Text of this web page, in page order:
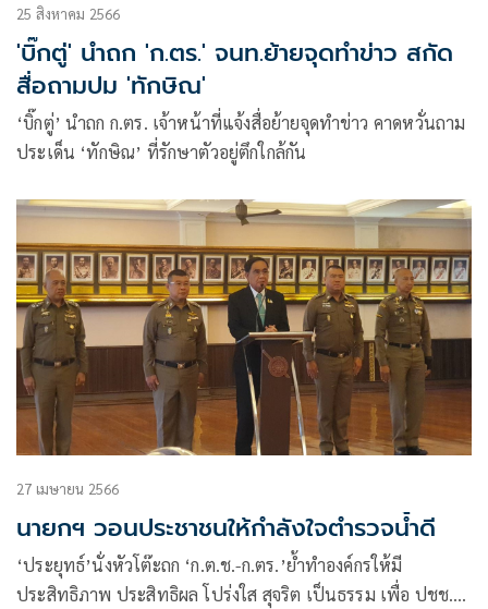
25 สิงหาคม 2566
'บิ๊กตู่' นำถก 'ก.ตร.' จนท.ย้ายจุดทำข่าว สกัด
สื่อถามปม 'ทักษิณ'
‘บิ๊กตู่’ นำถก ก.ตร. เจ้าหน้าที่แจ้งสื่อย้ายจุดทำข่าว คาดหวั่นถาม
ประเด็น ‘ทักษิณ’ ที่รักษาตัวอยู่ตึกใกล้กัน
27 เมษายน 2566
นายกฯ วอนประชาชนให้กำลังใจตำรวจน้ำดี
‘ประยุทธ์’นั่งหัวโต๊ะถก ‘ก.ต.ช.-ก.ตร.’ย้ำทำองค์กรให้มี
ประสิทธิภาพ ประสิทธิผล โปร่งใส สุจริต เป็นธรรม เพื่อ ปชช.